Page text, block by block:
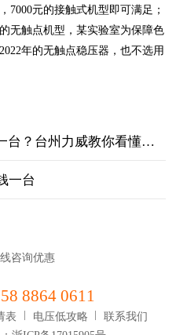
7000元的接触式机型即可满足；
无触点机型，某实验室为保障色
年的无触点稳压器，也不选用
上一篇：变压器价格多少钱一台？台州力威教你看懂定价逻辑，规避采购误区
一台
咨询优惠
8864 0611
表 电压低攻略
联系我们